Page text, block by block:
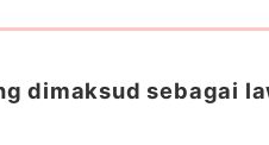
dimaksud sebagai